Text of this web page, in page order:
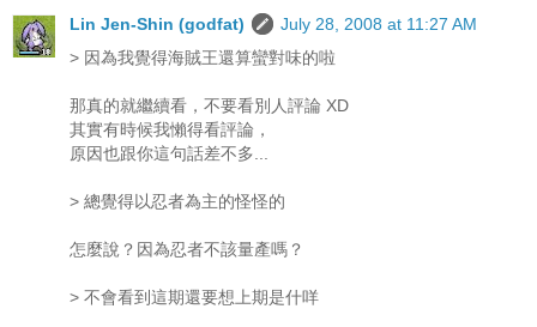
Lin Jen-Shin (godfat)
July 28, 2008 at 11:27 AM
> 因為我覺得海賊王還算蠻對味的啦
那真的就繼續看，不要看別人評論 XD
其實有時候我懶得看評論，
原因也跟你這句話差不多...
> 總覺得以忍者為主的怪怪的
怎麼說？因為忍者不該量產嗎？
> 不會看到這期還要想上期是什咩